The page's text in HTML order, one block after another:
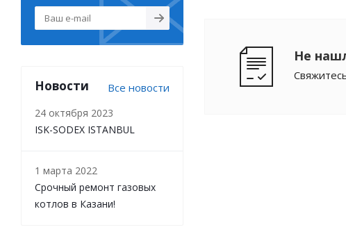
Не
Новости Все новости
24 октября 2023
ISK-SODEX ISTANBUL
1 марта 2022
Срочный ремонт газовых
котлов в Казани!